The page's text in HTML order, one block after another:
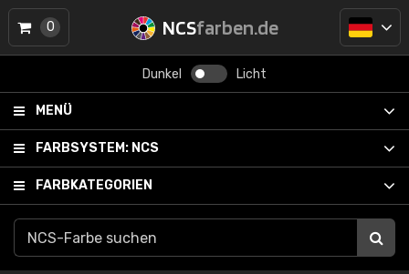
NCSfarben.de
Dunkel Licht
MENÜ
FARBSYSTEM: NCS
FARBKATEGORIEN
0